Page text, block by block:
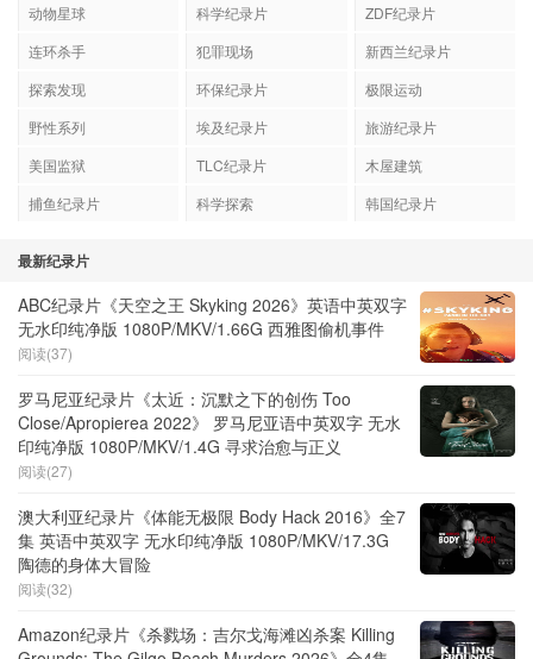
动物星球
科学纪录片
ZDF纪录片
连环杀手
犯罪现场
新西兰纪录片
探索发现
环保纪录片
极限运动
野性系列
埃及纪录片
旅游纪录片
美国监狱
TLC纪录片
木屋建筑
捕鱼纪录片
科学探索 韩国纪录片
最新纪录片
ABC纪录片《天空之王 Skyking 2026》英语中英双字
无水印纯净版 1080P/MKV/1.66G 西雅图偷机事件
阅读(37)
罗马尼亚纪录片《太近：沉默之下的创伤 Too
Close/Apropierea 2022》 罗马尼亚语中英双字 无水
印纯净版 1080P/MKV/1.4G 寻求治愈与正义
阅读(27)
澳大利亚纪录片《体能无极限 Body Hack 2016》全7
集 英语中英双字 无水印纯净版 1080P/MKV/17.3G
陶德的身体大冒险
阅读(32)
Amazon纪录片《杀戮场：吉尔戈海滩凶杀案 Killing